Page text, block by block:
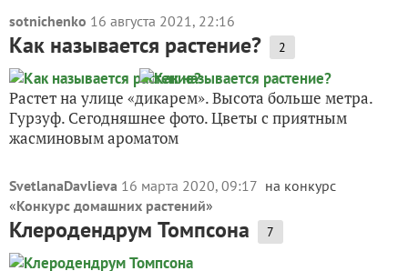
sotnichenko 16 августа 2021, 22:16
Как называется растение? 2
Растет на улице «дикарем». Высота больше метра.
Гурзуф. Сегодняшнее фото. Цветы с приятным
жасминовым ароматом
SvetlanaDavlieva 16 марта 2020, 09:17 на конкурс
«Конкурс домашних растений»
Клеродендрум Томпсона 7